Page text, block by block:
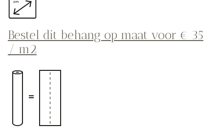
Bestel dit behang op maat voor € 35
/ m2